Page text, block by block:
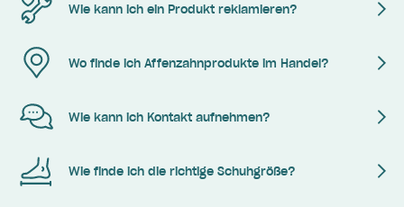
Wie kann ich ein Produkt reklamieren?
Wo finde ich Affenzahnprodukte im Handel?
Wie kann ich Kontakt aufnehmen?
Wie finde ich die richtige Schuhgröße?